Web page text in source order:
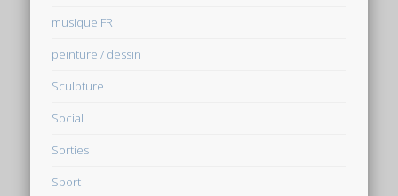
musique FR
peinture / dessin
Sculpture
Social
Sorties
Sport